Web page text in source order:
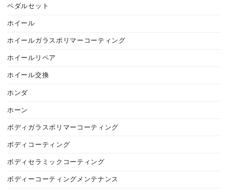
ペダルセット
ホイール
ホイールガラスポリマーコーティング
ホイールリペア
ホイール交換
ホンダ
ホーン
ボディガラスポリマーコーティング
ボディコーティング
ボディセラミックコーティング
ボディーコーティングメンテナンス